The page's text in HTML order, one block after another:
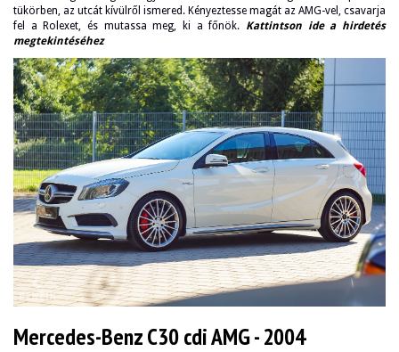
tükörben, az utcát kívülről ismered. Kényeztesse magát az AMG-vel, csavarja
fel a Rolexet, és mutassa meg, ki a főnök. Kattintson ide a hirdetés
megtekintéséhez
Mercedes-Benz C30 cdi AMG - 2004